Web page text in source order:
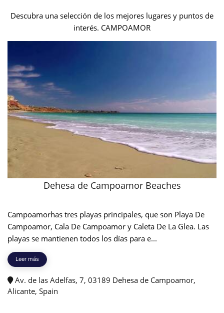
Descubra una selección de los mejores lugares y puntos de
interés. CAMPOAMOR
Dehesa de Campoamor Beaches
Campoamorhas tres playas principales, que son Playa De
Campoamor, Cala De Campoamor y Caleta De La Glea. Las
playas se mantienen todos los días para e...
Leer más
Av. de las Adelfas, 7, 03189 Dehesa de Campoamor,
Alicante, Spain